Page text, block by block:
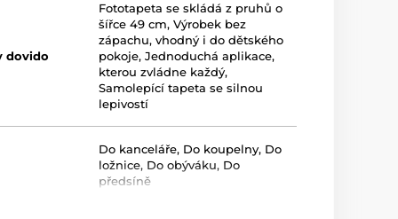
dovido
Fototapeta se skládá z pruhů o
šířce 49 cm,Výrobek bez
zápachu, vhodný i do dětského
pokoje,Jednoduchá aplikace,
kterou zvládne každý,
Samolepící tapeta se silnou
lepivostí
Do kanceláře, Do koupelny, Do
ložnice, Do obýváku, Do
předsíně